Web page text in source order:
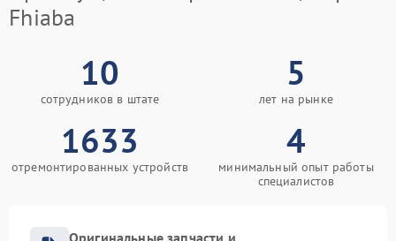
Fhiaba
10
сотрудников в штате
5
лет на рынке
1633
отремонтированных устройств
4
минимальный опыт работы
специалистов
Оригинальные запчасти и